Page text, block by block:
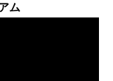
ム